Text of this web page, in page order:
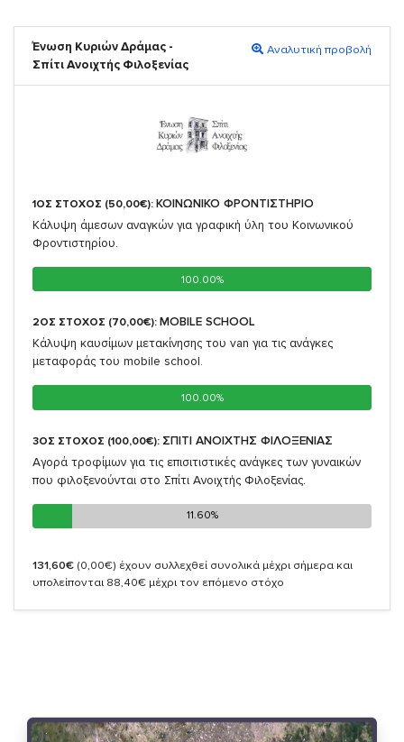
Ένωση Κυριών Δράμας -
Σπίτι Ανοιχτής Φιλοξενίας
Αναλυτική προβολή
1ΟΣ ΣΤΟΧΟΣ (50,00€): ΚΟΙΝΩΝΙΚΟ ΦΡΟΝΤΙΣΤΗΡΙΟ
Κάλυψη άμεσων αναγκών για γραφική ύλη του Κοινωνικού
Φροντιστηρίου.
100.00%
100.00%
2ΟΣ ΣΤΟΧΟΣ (70,00€): MOBILE SCHOOL
Κάλυψη καυσίμων μετακίνησης του van για τις ανάγκες
μεταφοράς του mobile school.
100.00%
100.00%
3ΟΣ ΣΤΟΧΟΣ (100,00€): ΣΠΙΤΙ ΑΝΟΙΧΤΗΣ ΦΙΛΟΞΕΝΙΑΣ
Αγορά τροφίμων για τις επισιτιστικές ανάγκες των γυναικών
που φιλοξενούνται στο Σπίτι Ανοιχτής Φιλοξενίας.
11.60%
11.60%
131,60€ (0,00€) έχουν συλλεχθεί συνολικά μέχρι σήμερα και
υπολείπονται 88,40€ μέχρι τον επόμενο στόχο